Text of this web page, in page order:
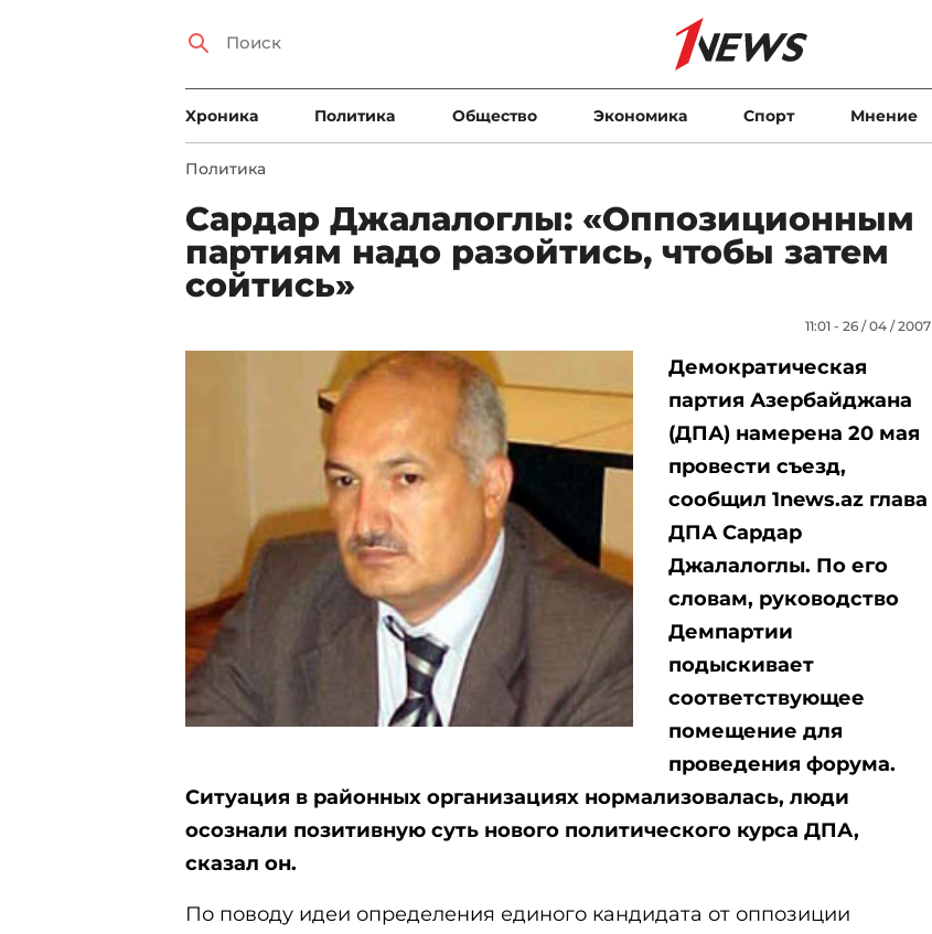
Xроника Политика Общество Экономика Спорт Мнение
Политика
Сардар Джалалоглы: «Оппозиционным
партиям надо разойтись, чтобы затем
сойтись»
11:01 - 26 / 04 / 2007
Демократическая
партия Азербайджана
(ДПА) намерена 20 мая
провести съезд,
сообщил 1news.az глава
ДПА Сардар
Джалалоглы. По его
словам, руководство
Демпартии
подыскивает
соответствующее
помещение для
проведения форума.
Ситуация в районных организациях нормализовалась, люди
осознали позитивную суть нового политического курса ДПА,
сказал он.
По поводу идеи определения единого кандидата от оппозиции